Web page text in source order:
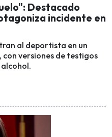
Destacado
incidente en
al deportista en un
versiones de testigos